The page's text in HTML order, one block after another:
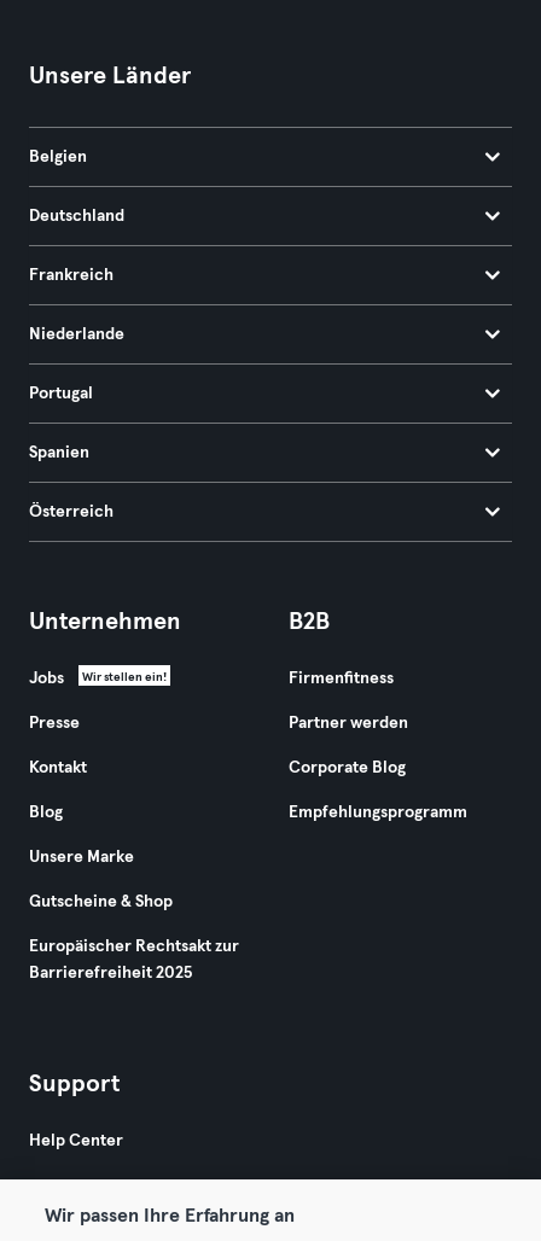
Unsere Länder
Belgien
Deutschland
Frankreich
Niederlande
Portugal
Spanien
Österreich
Unternehmen
Jobs Wir stellen ein!
Presse
Kontakt
Blog
Unsere Marke
Gutscheine & Shop
Europäischer Rechtsakt zur
Barrierefreiheit 2025
B2B
Firmenfitness
Partner werden
Corporate Blog
Empfehlungsprogramm
Support
Help Center
Wir passen Ihre Erfahrung an